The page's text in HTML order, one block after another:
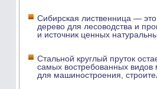
Сибирская лиственница —
дерево для лесоводства и
и источник ценных
Стальной круглый пруток
самых востребованных видов
для машиностроения,